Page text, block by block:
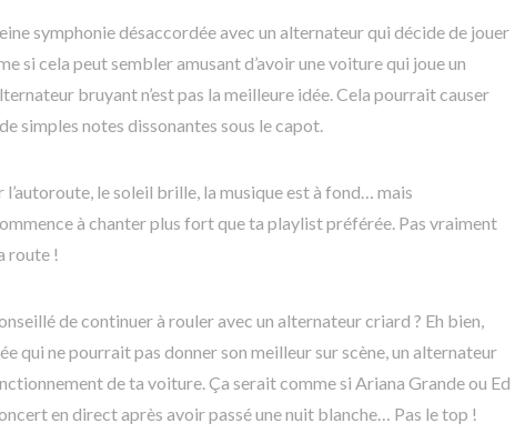
symphonie désaccordée avec un alternateur qui décide de jouer
si cela peut sembler amusant d’avoir une voiture qui joue un
bruyant n’est pas la meilleure idée. Cela pourrait causer
simples notes dissonantes sous le capot.
le soleil brille, la musique est à fond… mais
à chanter plus fort que ta playlist préférée. Pas vraiment
route !
de continuer à rouler avec un alternateur criard ? Eh bien,
qui ne pourrait pas donner son meilleur sur scène, un alternateur
de ta voiture. Ça serait comme si Ariana Grande ou Ed
en direct après avoir passé une nuit blanche… Pas le top !